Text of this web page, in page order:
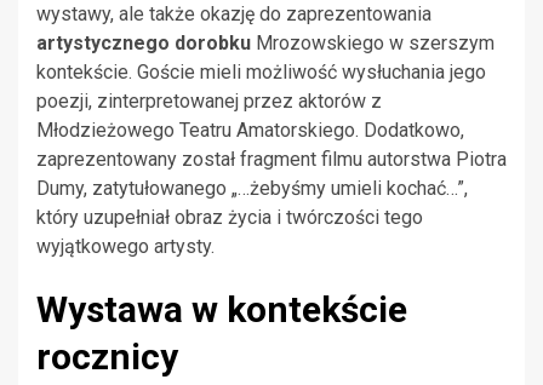
wystawy, ale także okazję do zaprezentowania
artystycznego dorobku Mrozowskiego w szerszym
kontekście. Goście mieli możliwość wysłuchania jego
poezji, zinterpretowanej przez aktorów z
Młodzieżowego Teatru Amatorskiego. Dodatkowo,
zaprezentowany został fragment filmu autorstwa Piotra
Dumy, zatytułowanego „…żebyśmy umieli kochać…”,
który uzupełniał obraz życia i twórczości tego
wyjątkowego artysty.
Wystawa w kontekście
rocznicy